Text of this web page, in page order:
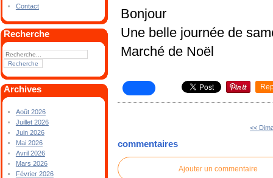
Contact
Recherche
Archives
Août 2026
Juillet 2026
Juin 2026
Mai 2026
Avril 2026
Mars 2026
Février 2026
Bonjour
Une belle journée de
Marché de Noël
<<
commentaires
Ajouter un commentaire